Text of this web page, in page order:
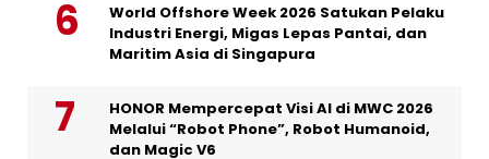
World Offshore Week 2026 Satukan Pelaku
Industri Energi, Migas Lepas Pantai, dan
Maritim Asia di Singapura
HONOR Mempercepat Visi AI di MWC 2026
Melalui “Robot Phone”, Robot Humanoid,
dan Magic V6